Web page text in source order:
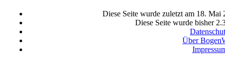
Diese Seite wurde zuletzt am 18. Mai
Diese Seite wurde bisher
Über